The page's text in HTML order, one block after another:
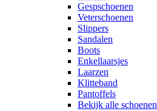
Gespschoenen
Veterschoenen
Slippers
Sandalen
Boots
Enkellaarsjes
Laarzen
Klitteband
Pantoffels
Bekijk alle schoenen